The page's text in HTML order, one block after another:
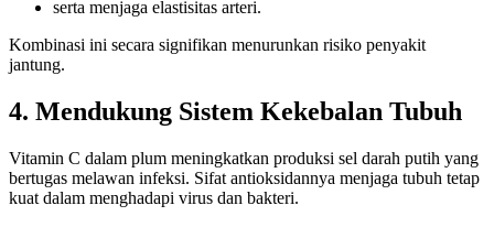
serta menjaga elastisitas arteri.
Kombinasi ini secara signifikan menurunkan risiko penyakit
jantung.
4. Mendukung Sistem Kekebalan Tubuh
Vitamin C dalam plum meningkatkan produksi sel darah putih yang
bertugas melawan infeksi. Sifat antioksidannya menjaga tubuh tetap
kuat dalam menghadapi virus dan bakteri.